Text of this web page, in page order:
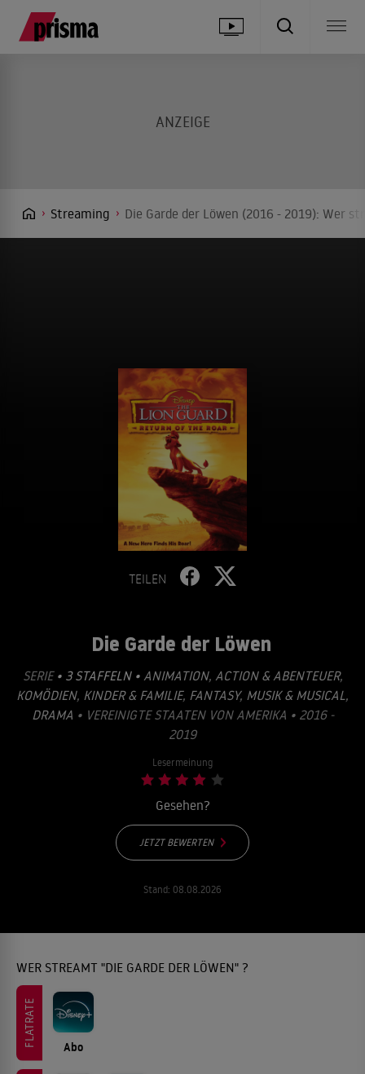
Streaming Die Garde der Löwen (2016 - 2019): Wer
TEILEN
Die Garde der Löwen
SERIE • 3 STAFFELN • ANIMATION, ACTION & ABENTEUER,
KOMÖDIEN, KINDER & FAMILIE, FANTASY, MUSIK & MUSICAL,
DRAMA • VEREINIGTE STAATEN VON AMERIKA • 2016 -
2019
Lesermeinung
Gesehen?
JETZT BEWERTEN
Stand: 08.08.2026
WER STREAMT "DIE GARDE DER LÖWEN" ?
FLATRATE Abo